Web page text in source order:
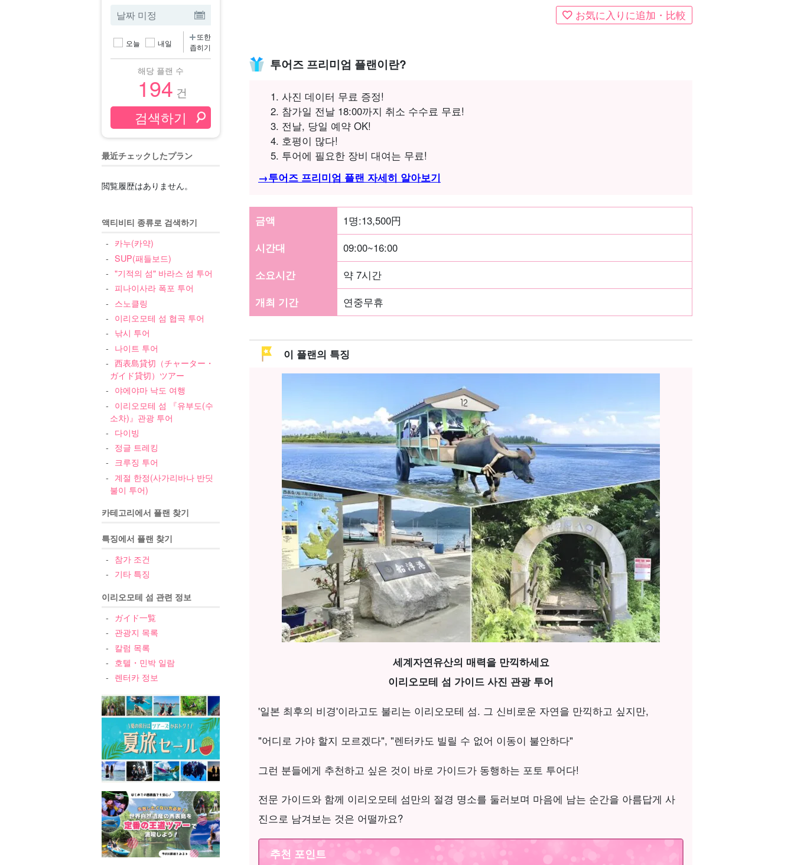
오늘 내일
또한
좁히기
해당 플랜 수
194 건
最近チェックしたプラン
閲覧履歴はありません。
액티비티 종류로 검색하기
카누(카약)
SUP(패들보드)
"기적의 섬" 바라스 섬 투어
피나이사라 폭포 투어
스노클링
이리오모테 섬 협곡 투어
낚시 투어
나이트 투어
西表島貸切（チャーター・
ガイド貸切）ツアー
야에야마 낙도 여행
이리오모테 섬 『유부도(수
소차)』관광 투어
다이빙
정글 트레킹
크루징 투어
계절 한정(사가리바나 반딧
불이 투어)
카테고리에서 플랜 찾기
특징에서 플랜 찾기
참가 조건
기타 특징
이리오모테 섬 관련 정보
ガイド一覧
관광지 목록
칼럼 목록
호텔・민박 일람
렌터카 정보
お気に入りに追加・比較
투어즈 프리미엄 플랜이란?
사진 데이터 무료 증정!
참가일 전날 18:00까지 취소 수수료 무료!
전날, 당일 예약 OK!
호평이 많다!
투어에 필요한 장비 대여는 무료!
→투어즈 프리미엄 플랜 자세히 알아보기
금액 1명:13,500円
시간대
09:00~16:00
소요시간
약 7시간
개최 기간
연중무휴
이 플랜의 특징
세계자연유산의 매력을 만끽하세요
이리오모테 섬 가이드 사진 관광 투어
'일본 최후의 비경'이라고도 불리는 이리오모테 섬. 그 신비로운 자연을 만끽하고 싶지만,
"어디로 가야 할지 모르겠다", "렌터카도 빌릴 수 없어 이동이 불안하다"
그런 분들에게 추천하고 싶은 것이 바로 가이드가 동행하는 포토 투어다!
전문 가이드와 함께 이리오모테 섬만의 절경 명소를 둘러보며 마음에 남는 순간을 아름답게 사
진으로 남겨보는 것은 어떨까요?
추천 포인트